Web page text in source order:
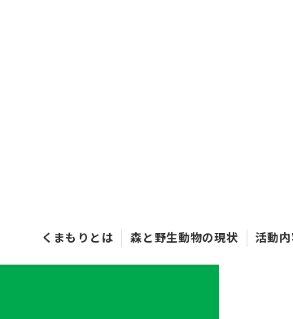
くまもりとは 森と野生動物の現状 活動